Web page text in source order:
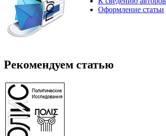
Оформление статьи
Рекомендуем статью